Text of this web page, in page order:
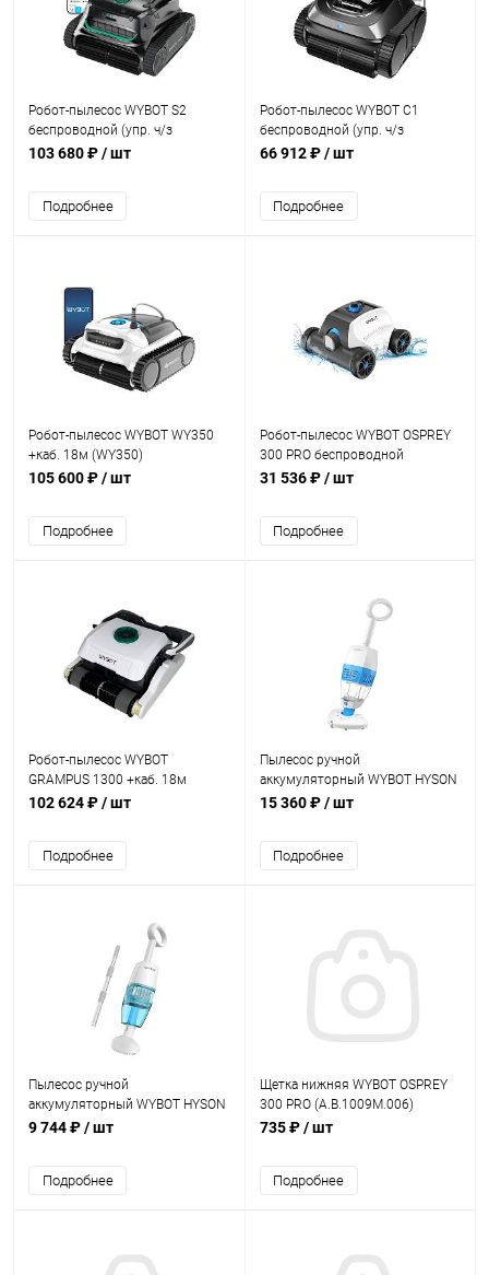
Робот-пылесос WYBOT S2
беспроводной (упр. ч/з
Bluetooth) (WY210C)
103 680 ₽/ шт
Подробнее
Робот-пылесос WYBOT C1
беспроводной (упр. ч/з
Bluetooth) (OS7010C)
66 912 ₽/ шт
Подробнее
Робот-пылесос WYBOT WY350
+каб. 18м (WY350)
105 600 ₽/ шт
Подробнее
Робот-пылесос WYBOT OSPREY
300 PRO беспроводной
(HJ1103)
31 536 ₽/ шт
Подробнее
Робот-пылесос WYBOT
GRAMPUS 1300 +каб. 18м
(HJ3042L)
102 624 ₽/ шт
Подробнее
Пылесос ручной
аккумуляторный WYBOT HYSON
3 (HJ30)
15 360 ₽/ шт
Подробнее
Пылесос ручной
аккумуляторный WYBOT HYSON
2 (HJ10P)
9 744 ₽/ шт
Подробнее
Щетка нижняя WYBOT OSPREY
300 PRO (A.B.1009M.006)
735 ₽/ шт
Подробнее